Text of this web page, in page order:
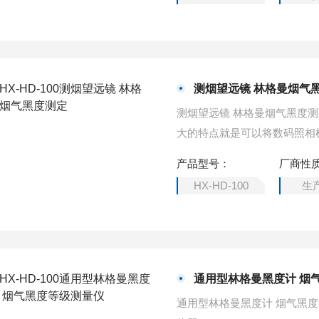
测烟望远镜 林格曼烟气
测烟望远镜 林格曼烟气黑度
大的特点就是可以将数码照
产品型号：
HX-HD-100
厂商性
生
通用型林格曼黑度计 烟
通用型林格曼黑度计 烟气黑